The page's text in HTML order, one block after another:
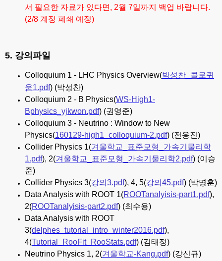
서 필요한 자료가 있다면, 2월 7일까지 백업 바랍니다.
(2/8 계정 폐쇄 예정)
5. 강의파일
Colloquium 1 - LHC Physics Overview(박성찬_콜로퀴
움1.pdf) (박성찬)
Colloquium 2 - B Physics(WS-High1-
Bphysics_yjkwon.pdf) (권영준)
Colloquium 3 - Neutrino : Window to New
Physics(160129-high1_colloquium-2.pdf) (전응진)
Collider Physics 1(겨울학교_표준모형_가속기물리학
1.pdf), 2(겨울학교_표준모형_가속기물리학2.pdf) (이승
준)
Collider Physics 3(강의3.pdf), 4, 5(강의45.pdf) (박명훈)
Data Analysis with ROOT 1(ROOTanalyisis-part1.pdf),
2(ROOTanalyisis-part2.pdf) (최수용)
Data Analysis with ROOT
3(delphes_tutorial_intro_winter2016.pdf),
4(Tutorial_RooFit_RooStats.pdf) (김태정)
Neutrino Physics 1, 2(겨울학교-Kang.pdf) (강신규)